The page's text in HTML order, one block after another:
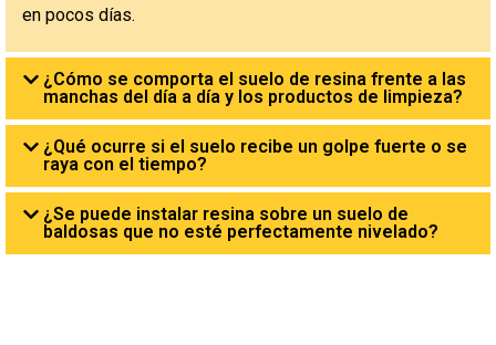
en pocos días.
¿Cómo se comporta el suelo de resina frente a las
manchas del día a día y los productos de limpieza?
¿Qué ocurre si el suelo recibe un golpe fuerte o se
raya con el tiempo?
¿Se puede instalar resina sobre un suelo de
baldosas que no esté perfectamente nivelado?